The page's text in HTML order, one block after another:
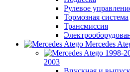
Рулевое
Тормозная система
Трансмиссия
Mercedes
2003